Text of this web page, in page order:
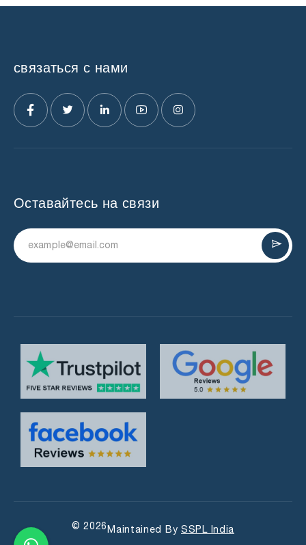
связаться с нами
Оставайтесь на связи
© 2026Maintained By SSPL India